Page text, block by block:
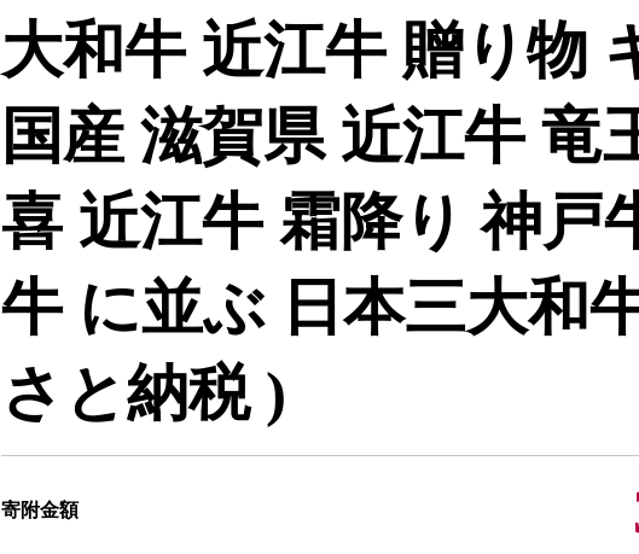
大和牛 近江牛 贈り物
国産 滋賀県 近江牛 竜
喜 近江牛 霜降り 神戸
牛 に並ぶ 日本三大和
さと納税 )
寄附金額